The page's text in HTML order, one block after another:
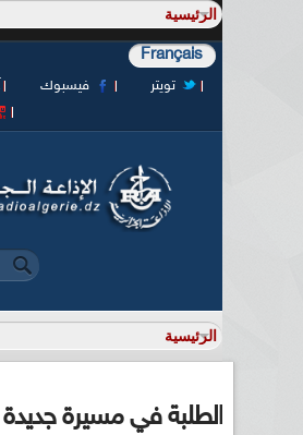
Français
فيسبوك
تويتر
الطلبة في مسيرة جديدة